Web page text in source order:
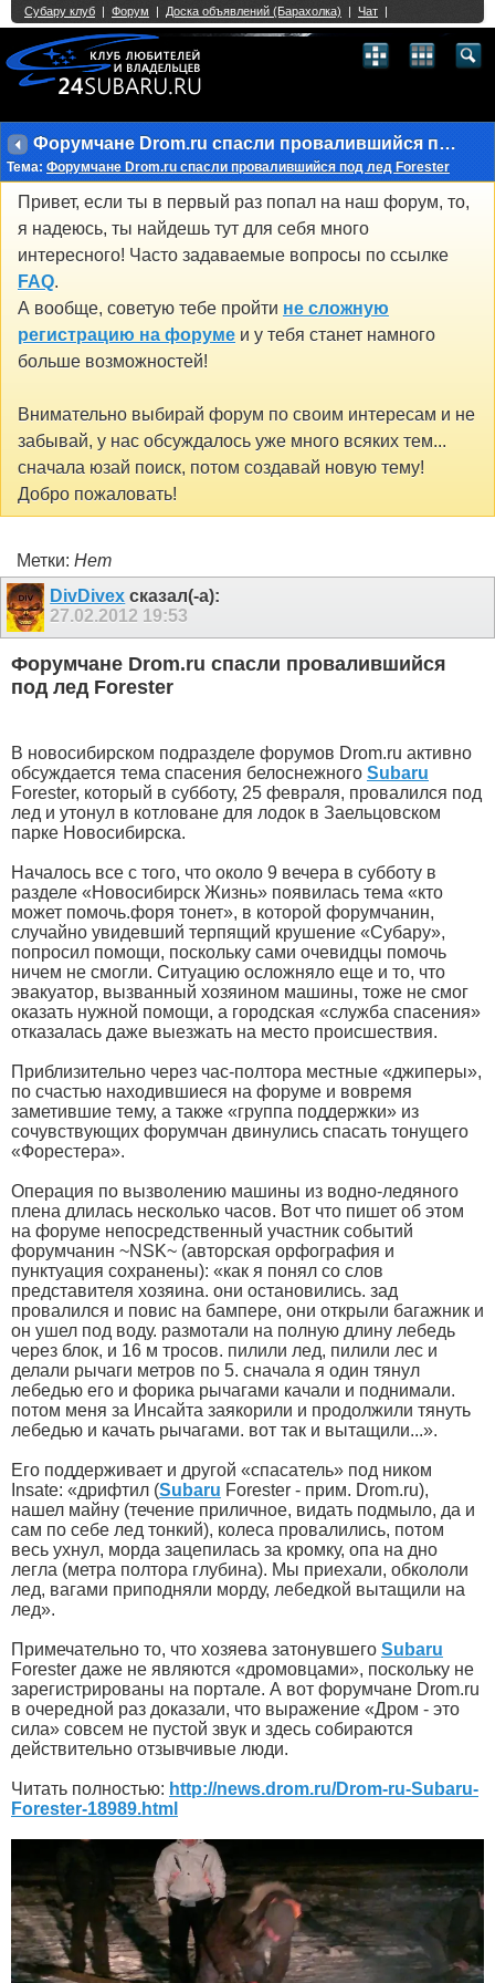
Форумчане Drom.ru спасли провалившийся под лед Forester
Тема: Форумчане Drom.ru спасли провалившийся под лед Forester
Привет, если ты в первый раз попал на наш форум, то,
я надеюсь, ты найдешь тут для себя много
интересного! Часто задаваемые вопросы по ссылке
FAQ.
А вообще, советую тебе пройти не сложную
регистрацию на форуме и у тебя станет намного
больше возможностей!
Внимательно выбирай форум по своим интересам и не
забывай, у нас обсуждалось уже много всяких тем...
сначала юзай поиск, потом создавай новую тему!
Добро пожаловать!
Метки: Нет
DivDivex сказал(-а):
27.02.2012 19:53
Форумчане Drom.ru спасли провалившийся
под лед Forester
В новосибирском подразделе форумов Drom.ru активно
обсуждается тема спасения белоснежного Subaru
Forester, который в субботу, 25 февраля, провалился под
лед и утонул в котловане для лодок в Заельцовском
парке Новосибирска.
Началось все с того, что около 9 вечера в субботу в
разделе «Новосибирск Жизнь» появилась тема «кто
может помочь.форя тонет», в которой форумчанин,
случайно увидевший терпящий крушение «Субару»,
попросил помощи, поскольку сами очевидцы помочь
ничем не смогли. Ситуацию осложняло еще и то, что
эвакуатор, вызванный хозяином машины, тоже не смог
оказать нужной помощи, а городская «служба спасения»
отказалась даже выезжать на место происшествия.
Приблизительно через час-полтора местные «джиперы»,
по счастью находившиеся на форуме и вовремя
заметившие тему, а также «группа поддержки» из
сочувствующих форумчан двинулись спасать тонущего
«Форестера».
Операция по вызволению машины из водно-ледяного
плена длилась несколько часов. Вот что пишет об этом
на форуме непосредственный участник событий
форумчанин ~NSK~ (авторская орфография и
пунктуация сохранены): «как я понял со слов
представителя хозяина. они остановились. зад
провалился и повис на бампере, они открыли багажник и
он ушел под воду. размотали на полную длину лебедь
через блок, и 16 м тросов. пилили лед, пилили лес и
делали рычаги метров по 5. сначала я один тянул
лебедью его и форика рычагами качали и поднимали.
потом меня за Инсайта заякорили и продолжили тянуть
лебедью и качать рычагами. вот так и вытащили...».
Его поддерживает и другой «спасатель» под ником
Insate: «дрифтил (Subaru Forester - прим. Drom.ru),
нашел майну (течение приличное, видать подмыло, да и
сам по себе лед тонкий), колеса провалились, потом
весь ухнул, морда зацепилась за кромку, опа на дно
легла (метра полтора глубина). Мы приехали, обкололи
лед, вагами приподняли морду, лебедкой вытащили на
лед».
Примечательно то, что хозяева затонувшего Subaru
Forester даже не являются «дромовцами», поскольку не
зарегистрированы на портале. А вот форумчане Drom.ru
в очередной раз доказали, что выражение «Дром - это
сила» совсем не пустой звук и здесь собираются
действительно отзывчивые люди.
Читать полностью: http://news.drom.ru/Drom-ru-Subaru-
Forester-18989.html
Single Sign On provided byvBSSO
2 3 4 5 6 7 8 9 10 11 12 13 21 22 23 24 25 26
27 28 29 30 31 32 33 40 41 42 43